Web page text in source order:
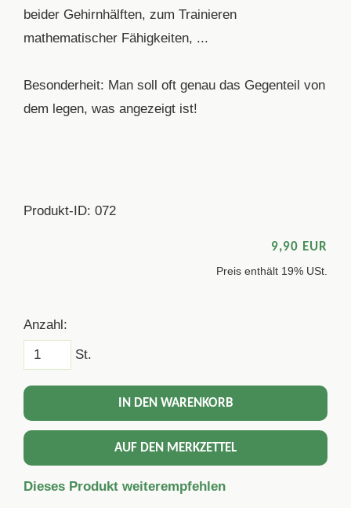
beider Gehirnhälften, zum Trainieren
mathematischer Fähigkeiten, ...
Besonderheit: Man soll oft genau das Gegenteil von
dem legen, was angezeigt ist!
Produkt-ID: 072
9,90 EUR
Preis enthält 19% USt.
Anzahl:
St.
IN DEN WARENKORB
AUF DEN MERKZETTEL
Dieses Produkt weiterempfehlen